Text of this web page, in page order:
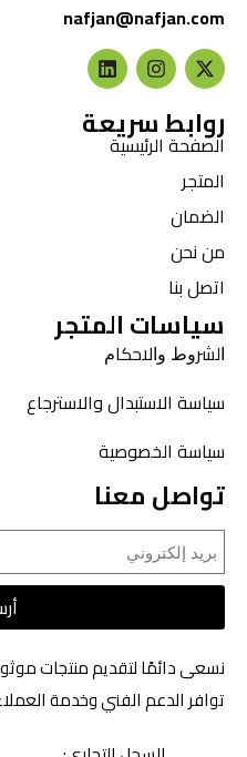
nafjan@nafjan.com
روابط سريعة
الصفحة الرئيسية
المتجر
الضمان
من نحن
اتصل بنا
سياسات المتجر
ﺍﻟﺸﺮﻭﻁ ﻭﺍﻻﺣﻜﺎﻡ
سياسة الاستبدال والاسترجاع
سياسة الخصوصية
تواصل معنا
نسعى دائمًا لتقديم منتجات
توافر الدعم الفني وخدمة